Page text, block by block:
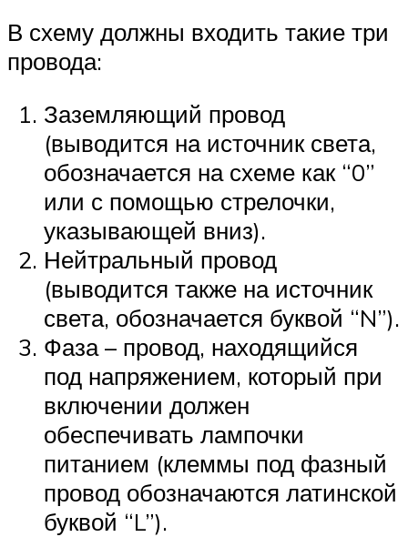
В схему должны входить такие три
провода:
Заземляющий провод
(выводится на источник света,
обозначается на схеме как “0”
или с помощью стрелочки,
указывающей вниз).
Нейтральный провод
(выводится также на источник
света, обозначается буквой “N”).
Фаза – провод, находящийся
под напряжением, который при
включении должен
обеспечивать лампочки
питанием (клеммы под фазный
провод обозначаются латинской
буквой “L”).